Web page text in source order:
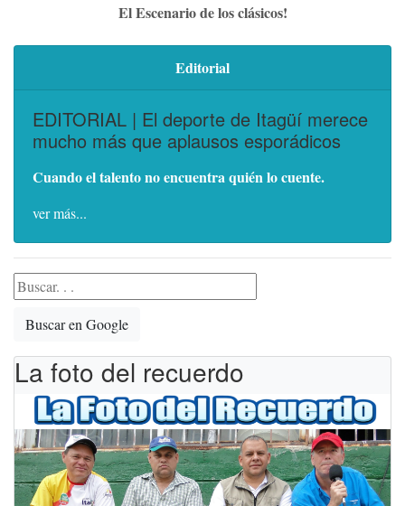
El Escenario de los clásicos!
Editorial
EDITORIAL | El deporte de Itagüí merece
mucho más que aplausos esporádicos
Cuando el talento no encuentra quién lo cuente.
ver más...
Buscar en Google
La foto del recuerdo